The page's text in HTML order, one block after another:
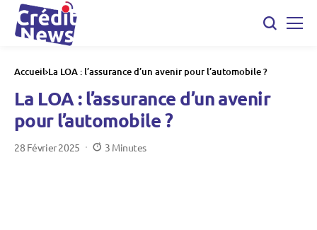
Accueil La LOA : l’assurance d’un avenir pour l’automobile ?
La LOA : l’assurance d’un avenir
pour l’automobile ?
28 Février 2025 3 Minutes